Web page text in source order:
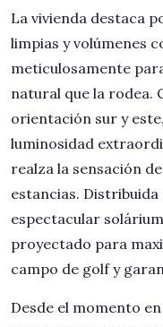
La vivienda destaca
limpias y volúmenes
meticulosamente
natural que la rodea.
orientación sur y
luminosidad
realza la sensación
estancias.
espectacular
proyectado para
campo de golf y
Desde el momento